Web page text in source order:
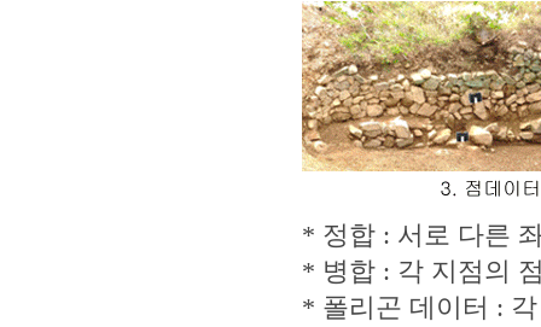
* 정합 : 서로 다른
* 병합 : 각 지점의
* 폴리곤 데이터 :